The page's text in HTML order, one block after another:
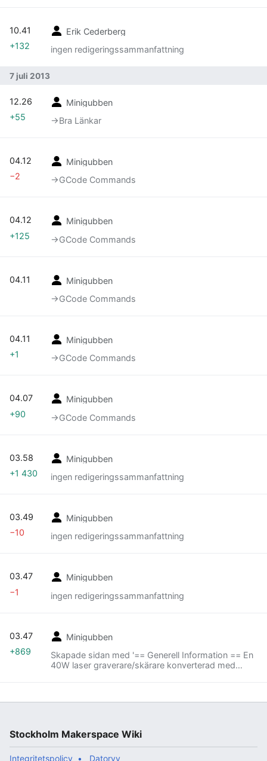
Erik Cederberg
ingen redigeringssammanfattning
10.41
+132
7 juli 2013
Minigubben
→‎Bra Länkar
12.26
+55
Minigubben
→‎GCode Commands
04.12
−2
Minigubben
→‎GCode Commands
04.12
+125
Minigubben
→‎GCode Commands
04.11
Minigubben
→‎GCode Commands
04.11
+1
Minigubben
→‎GCode Commands
04.07
+90
Minigubben
ingen redigeringssammanfattning
03.58
+1 430
Minigubben
ingen redigeringssammanfattning
03.49
−10
Minigubben
ingen redigeringssammanfattning
03.47
−1
Minigubben
Skapade sidan med '== Generell Information == En
40W laser graverare/skärare konverterad med
03.47
+869
Stockholm Makerspace Wiki
Integritetspolicy Datorvy